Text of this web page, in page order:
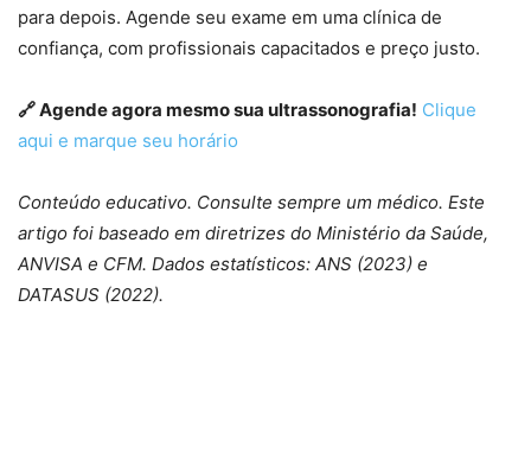
para depois. Agende seu exame em uma clínica de
confiança, com profissionais capacitados e preço justo.
🔗 Agende agora mesmo sua ultrassonografia! Clique
aqui e marque seu horário
Conteúdo educativo. Consulte sempre um médico. Este
artigo foi baseado em diretrizes do Ministério da Saúde,
ANVISA e CFM. Dados estatísticos: ANS (2023) e
DATASUS (2022).